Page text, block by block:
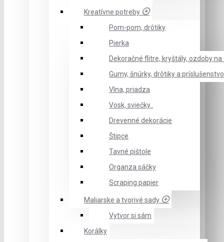
Kreatívne potreby
Pom-pom, drôtiky
Pierka
Dekoračné flitre, kryštály, ozdoby
Gumy, šnúrky, drôtiky a príslušenstvo
Vlna, priadza
Vosk, sviečky..
Drevenné dekorácie
Štipce
Tavné pištole
Organza sáčky
Scraping papier
Maliarske a tvorivé sady
Vytvor si sám
Korálky